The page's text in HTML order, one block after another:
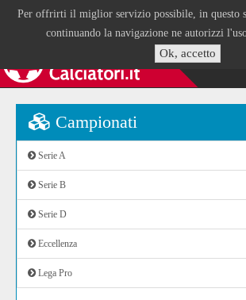
Per offrirti il miglior servizio possibile, in questo
continuando la navigazione ne autorizzi
Ok, accetto
Campionati
Serie A
Serie B
Serie D
Eccellenza
Lega Pro